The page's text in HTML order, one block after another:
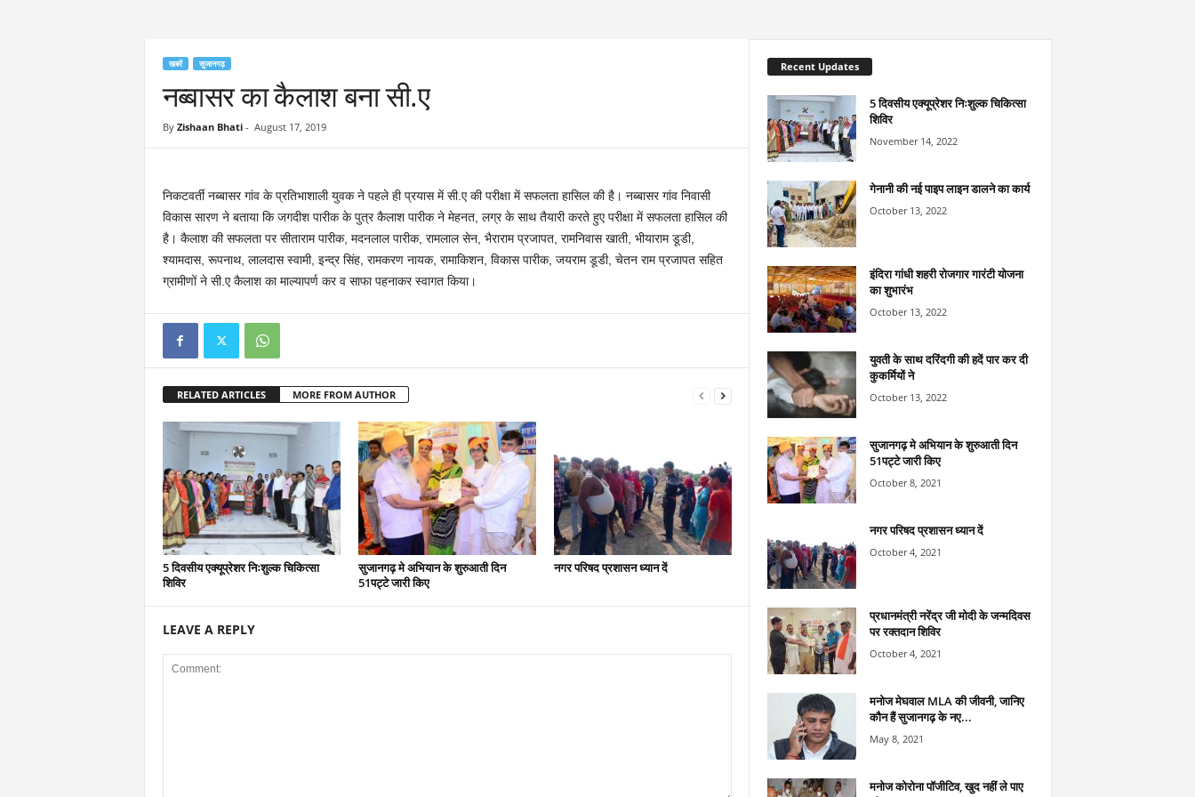
खबरें सुजानगढ़
नब्बासर का कैलाश बना सी.ए
By Zishaan Bhati- August 17, 2019
निकटवर्ती नब्बासर गांव के प्रतिभाशाली युवक ने पहले ही प्रयास में सी.ए की परीक्षा में सफलता हासिल की है। नब्बासर गांव निवासी
विकास सारण ने बताया कि जगदीश पारीक के पुत्र कैलाश पारीक ने मेहनत, लग्र के साथ तैयारी करते हुए परीक्षा में सफलता हासिल की
है। कैलाश की सफलता पर सीताराम पारीक, मदनलाल पारीक, रामलाल सेन, भैराराम प्रजापत, रामनिवास खाती, भीयाराम डूडी,
श्यामदास, रूपनाथ, लालदास स्वामी, इन्द्र सिंह, रामकरण नायक, रामाकिशन, विकास पारीक, जयराम डूडी, चेतन राम प्रजापत सहित
ग्रामीणों ने सी.ए कैलाश का माल्यापर्ण कर व साफा पहनाकर स्वागत किया।
RELATED ARTICLES MORE FROM AUTHOR
5 दिवसीय एक्यूप्रेशर निःशुल्क चिकित्सा
शिविर
सुजानगढ़ मे अभियान के शुरुआती दिन
51पट्टे जारी किए
नगर परिषद प्रशासन ध्यान दें
LEAVE A REPLY
Recent Updates
5 दिवसीय एक्यूप्रेशर निःशुल्क चिकित्सा
शिविर
November 14, 2022
गेनानी की नई पाइप लाइन डालने का कार्य
October 13, 2022
इंदिरा गांधी शहरी रोजगार गारंटी योजना
का शुभारंभ
October 13, 2022
युवती के साथ दरिंदगी की हदें पार कर दी
कुकर्मियों ने
October 13, 2022
सुजानगढ़ मे अभियान के शुरुआती दिन
51पट्टे जारी किए
October 8, 2021
नगर परिषद प्रशासन ध्यान दें
October 4, 2021
प्रधानमंत्री नरेंद्र जी मोदी के जन्मदिवस
पर रक्तदान शिविर
October 4, 2021
मनोज मेघवाल MLA की जीवनी, जानिए
कौन हैं सुजानगढ़ के नए...
May 8, 2021
मनोज कोरोना पॉजीटिव, खुद नहीं ले पाए